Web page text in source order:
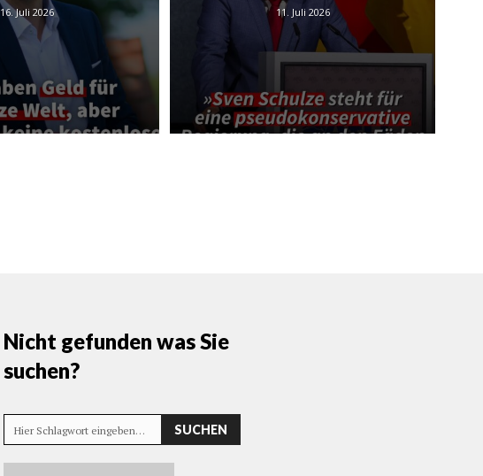
16. Juli 2026 11. Juli 2026
Nicht gefunden was Sie
suchen?
Hier Schlagwort eingeben… SUCHEN